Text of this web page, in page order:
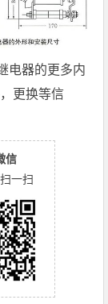
电器的更多内
更换等信
信
一扫